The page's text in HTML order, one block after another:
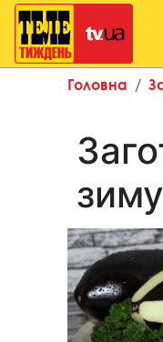
Головна
зиму